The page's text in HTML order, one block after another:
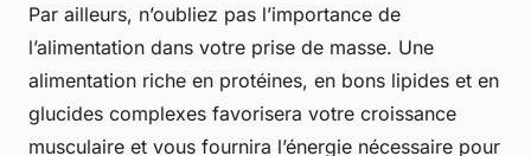
Par ailleurs, n’oubliez pas l’importance de
l’alimentation dans votre prise de masse. Une
alimentation riche en protéines, en bons lipides et en
glucides complexes favorisera votre croissance
musculaire et vous fournira l’énergie nécessaire pour